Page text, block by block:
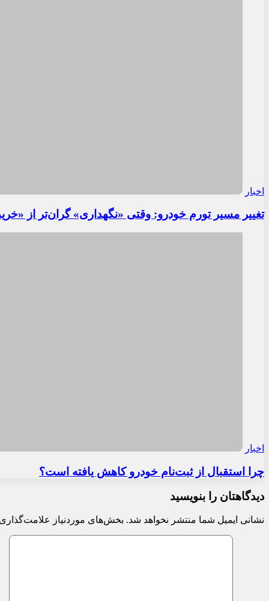
اخبار
تغییر مسیر تورم خودرو: وقتی «نگهداری» گران‌تر از
اخبار
چرا استقبال از ثبت‌نام خودرو کاهش یافته است؟
دیدگاهتان را بنویسید
نشانی ایمیل شما منتشر نخواهد شد. بخش‌های موردنیاز